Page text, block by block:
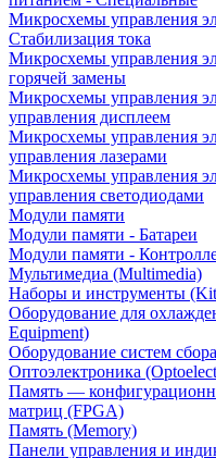
Микросхемы управления
Стабилизация тока
Микросхемы управления
горячей замены
Микросхемы управления
управления дисплеем
Микросхемы управления
управления лазерами
Микросхемы управления
управления светодиодами
Модули памяти
Модули памяти - Батареи
Модули памяти -
Мультимедиа (Multimedia)
Наборы и инструменты
Оборудование для
Equipment)
Оборудование систем
Оптоэлектроника
Память —
матриц (FPGA)
Память (Memory)
Панели управления и